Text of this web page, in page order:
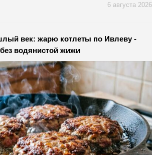
6 августа 2026
век: жарю котлеты по Ивлеву -
водянистой жижи